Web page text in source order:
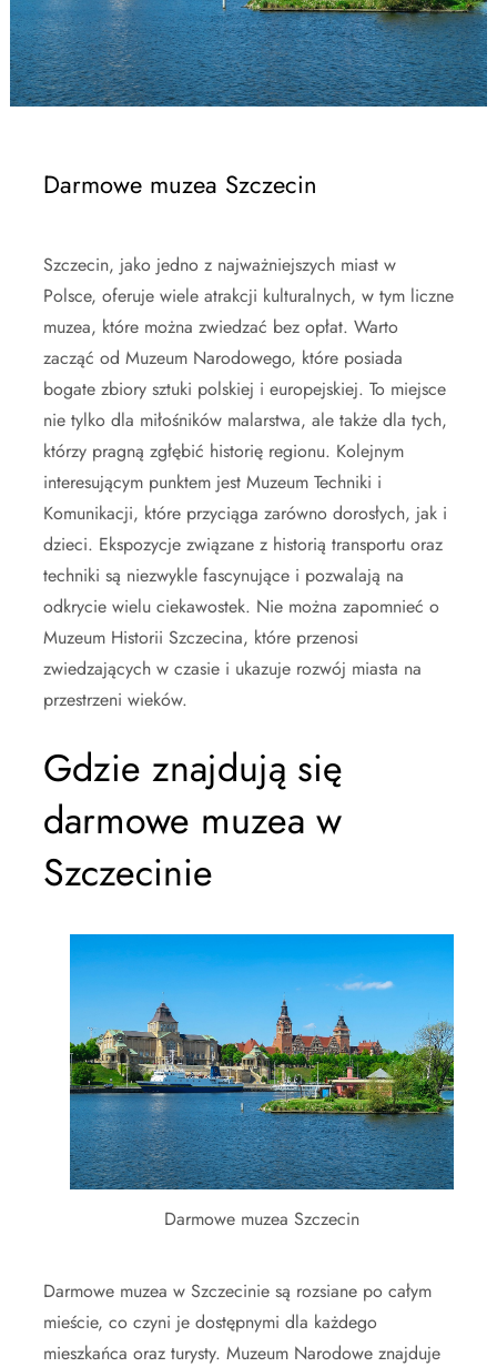
Darmowe muzea Szczecin
Szczecin, jako jedno z najważniejszych miast w
Polsce, oferuje wiele atrakcji kulturalnych, w tym liczne
muzea, które można zwiedzać bez opłat. Warto
zacząć od Muzeum Narodowego, które posiada
bogate zbiory sztuki polskiej i europejskiej. To miejsce
nie tylko dla miłośników malarstwa, ale także dla tych,
którzy pragną zgłębić historię regionu. Kolejnym
interesującym punktem jest Muzeum Techniki i
Komunikacji, które przyciąga zarówno dorosłych, jak i
dzieci. Ekspozycje związane z historią transportu oraz
techniki są niezwykle fascynujące i pozwalają na
odkrycie wielu ciekawostek. Nie można zapomnieć o
Muzeum Historii Szczecina, które przenosi
zwiedzających w czasie i ukazuje rozwój miasta na
przestrzeni wieków.
Gdzie znajdują się
darmowe muzea w
Szczecinie
Darmowe muzea Szczecin
Darmowe muzea w Szczecinie są rozsiane po całym
mieście, co czyni je dostępnymi dla każdego
mieszkańca oraz turysty. Muzeum Narodowe znajduje